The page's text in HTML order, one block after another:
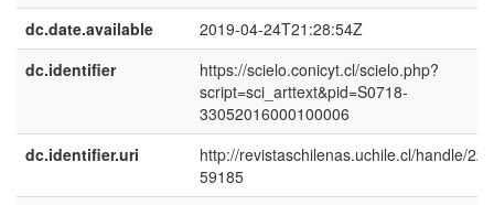
dc.date.available
2019-04-24T21:28:54Z
dc.identifier
https://scielo.conicyt.cl/scielo.php?
script=sci_arttext&pid=S0718-
33052016000100006
dc.identifier.uri
http://revistaschilenas.uchile.cl/handle/
59185